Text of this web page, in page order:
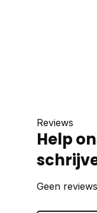
Reviews
Help
Geen